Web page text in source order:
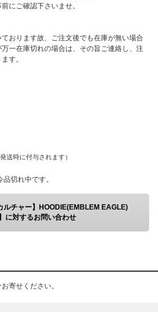
にご確認下さいませ。
おります故、ご注文後でも在庫が無い場合
一在庫切れの場合は、その旨ご連絡し、注
す。
送時に付与されます）
切れ中です。
ルチャー】HOODIE(EMBLEM EAGLE)
に対するお問い合わせ
寄せください。